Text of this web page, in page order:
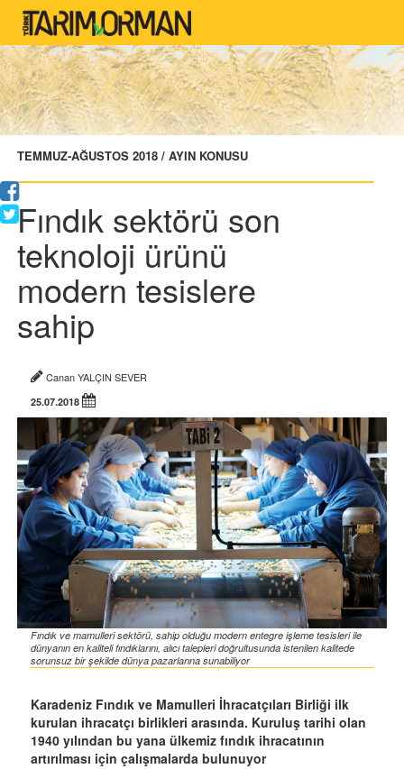
TEMMUZ-AĞUSTOS 2018 / AYIN KONUSU
Fındık sektörü son
teknoloji ürünü
modern tesislere
sahip
Canan YALÇIN SEVER
25.07.2018
Fındık ve mamulleri sektörü, sahip olduğu modern entegre işleme tesisleri ile
dünyanın en kaliteli fındıklarını, alıcı talepleri doğrultusunda istenilen kalitede
sorunsuz bir şekilde dünya pazarlarına sunabiliyor
Karadeniz Fındık ve Mamulleri İhracatçıları Birliği ilk
kurulan ihracatçı birlikleri arasında. Kuruluş tarihi olan
1940 yılından bu yana ülkemiz fındık ihracatının
artırılması için çalışmalarda bulunuyor